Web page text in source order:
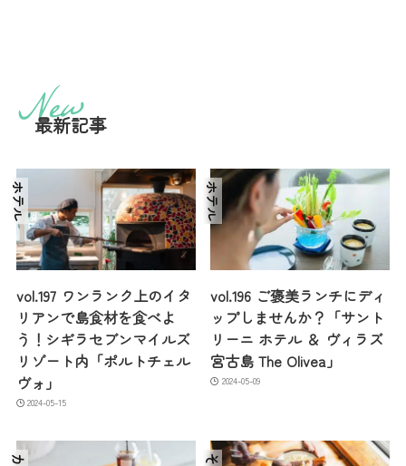
最新記事
vol.197 ワンランク上のイタ
リアンで島食材を食べよ
う！シギラセブンマイルズ
リゾート内「ポルトチェル
ヴォ」
2024-05-15
ホテル
vol.196 ご褒美ランチにディ
ップしませんか？「サント
リーニ ホテル ＆ ヴィラズ
宮古島 The Olivea」
2024-05-09
ホテル